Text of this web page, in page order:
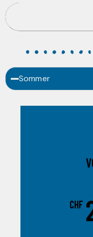
Sommer
CHF